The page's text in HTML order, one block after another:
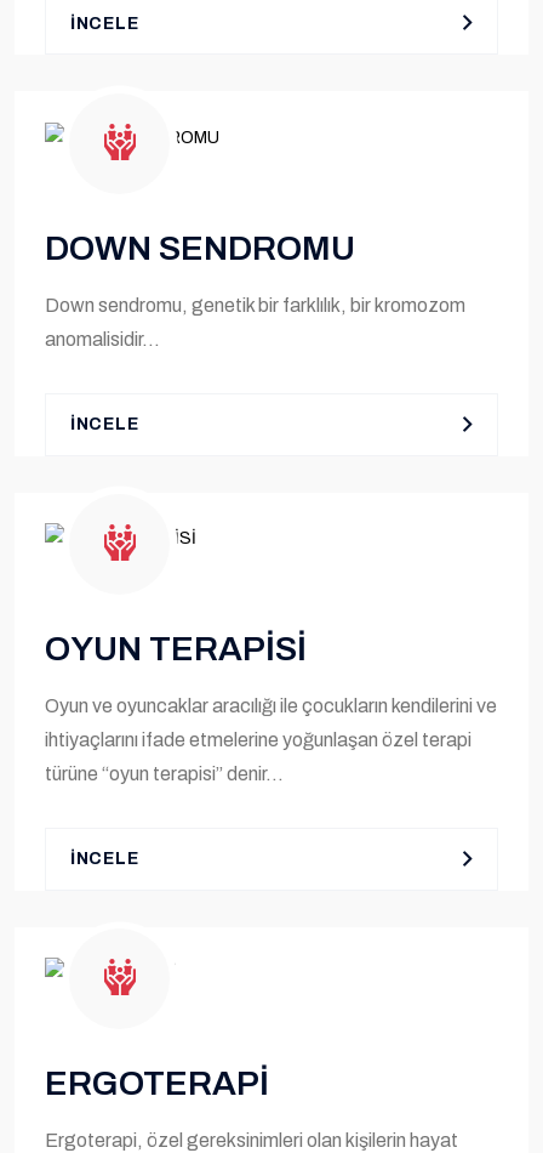
İNCELE
DOWN SENDROMU
Down sendromu, genetik bir farklılık, bir kromozom
anomalisidir...
İNCELE
OYUN TERAPİSİ
Oyun ve oyuncaklar aracılığı ile çocukların kendilerini ve
ihtiyaçlarını ifade etmelerine yoğunlaşan özel terapi
türüne “oyun terapisi” denir...
İNCELE
ERGOTERAPİ
Ergoterapi, özel gereksinimleri olan kişilerin hayat